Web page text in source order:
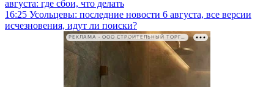
августа: где сбои, что делать
16:25 Усольцевы: последние новости 6 августа, все версии
исчезновения, идут ли поиски?
РЕКЛАМА • ООО СТРОИТЕЛЬНЫЙ ТОРГОВЫЙ ДОМ «ПЕТРОВИЧ». ИНН: 7802348846